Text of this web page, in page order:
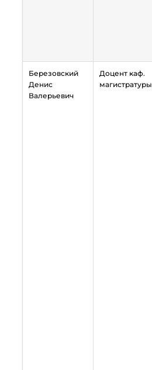
Березовский
Денис
Валерьевич
Доцент каф.
магистратуры